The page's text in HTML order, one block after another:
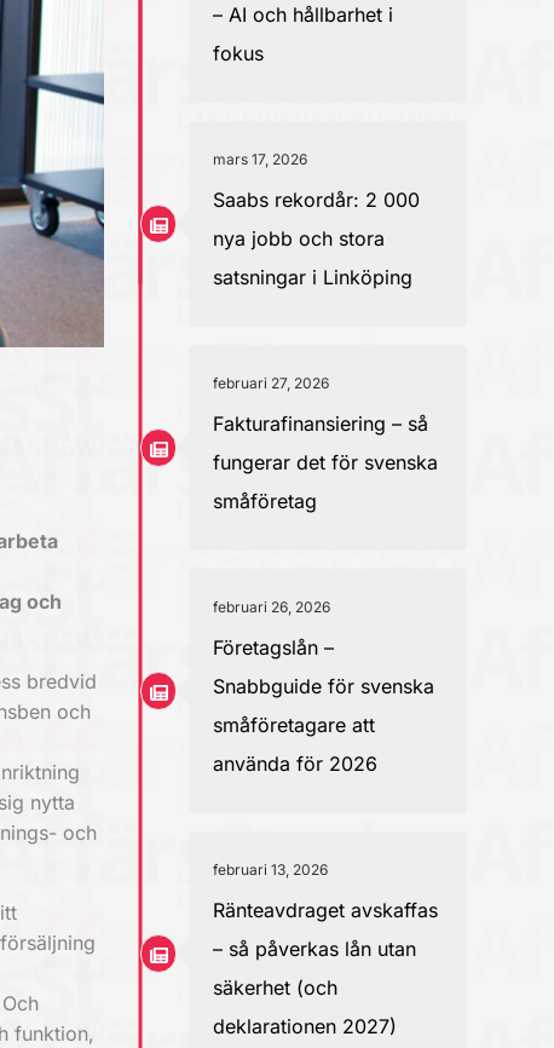
och
bredvid
och
nytta
och
funktion,
– AI och hållbarhet i
fokus
mars 17, 2026
Saabs rekordår: 2 000
nya jobb och stora
satsningar i Linköping
februari 27, 2026
Fakturafinansiering – så
fungerar det för svenska
småföretag
februari 26, 2026
Företagslån –
Snabbguide för svenska
småföretagare att
använda för 2026
februari 13, 2026
Ränteavdraget avskaffas
– så påverkas lån utan
säkerhet (och
deklarationen 2027)